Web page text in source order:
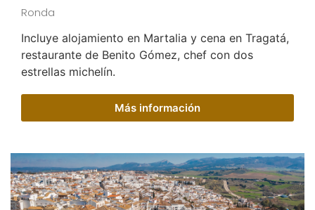
Ronda
Incluye alojamiento en Martalia y cena en Tragatá,
restaurante de Benito Gómez, chef con dos
estrellas michelín.
Más información